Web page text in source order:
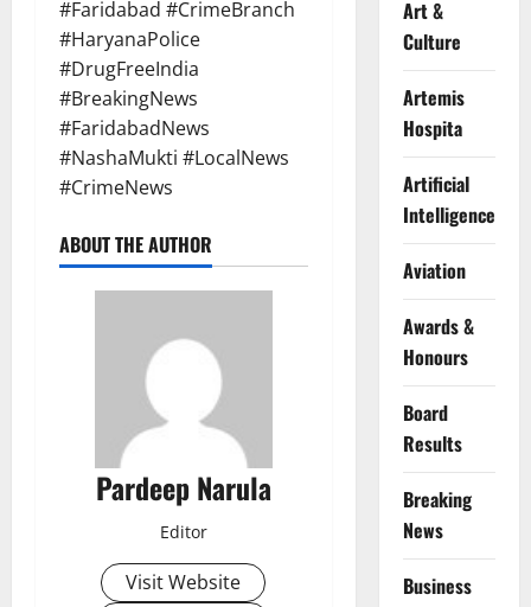
#Faridabad #CrimeBranch
#HaryanaPolice
#DrugFreeIndia
#BreakingNews
#FaridabadNews
#NashaMukti #LocalNews
#CrimeNews
ABOUT THE AUTHOR
Pardeep Narula
Editor
Visit Website
Art &
Culture
Artemis
Hospita
Artificial
Intelligence
Aviation
Awards &
Honours
Board
Results
Breaking
News
Business